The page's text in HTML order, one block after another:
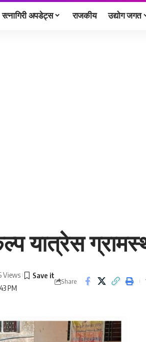
रत्नागिरी अपडेट्स राजकीय उद्योग जगत
यात्रेस
PM
Views
Share